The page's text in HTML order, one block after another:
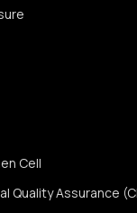
Cell
Quality Assurance